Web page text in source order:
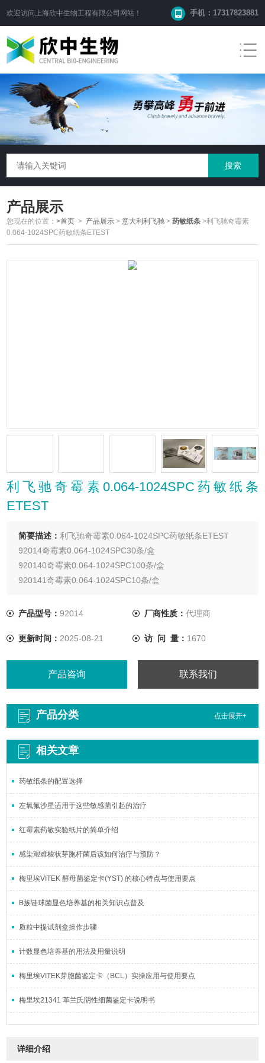
欢迎访问 上海欣中生物工程有限公司 网站！ 手机：17317823881
产品展示
您现在的位置：>首页 > 产品展示 >意大利利飞驰 >药敏纸条 >利飞驰奇霉素
0.064-1024SPC药敏纸条ETEST
利飞驰奇霉素0.064-1024SPC药敏纸条
ETEST
简要描述：利飞驰奇霉素0.064-1024SPC药敏纸条ETEST
92014奇霉素0.064-1024SPC30条/盒
920140奇霉素0.064-1024SPC100条/盒
920141奇霉素0.064-1024SPC10条/盒
产品型号：92014 厂商性质： 代理商
更新时间： 2025-08-21 访 问 量： 1670
产品咨询 联系我们
产品分类 点击展开+
相关文章
药敏纸条的配置选择
左氧氟沙星适用于这些敏感菌引起的治疗
红霉素药敏实验纸片的简单介绍
感染艰难梭状芽胞杆菌后该如何治疗与预防？
梅里埃VITEK 酵母菌鉴定卡(YST) 的核心特点与使用要点
B族链球菌显色培养基的相关知识点普及
质粒中提试剂盒操作步骤
计数显色培养基的用法及用量说明
梅里埃VITEK芽胞菌鉴定卡（BCL）实操应用与使用要点
梅里埃21341 革兰氏阴性细菌鉴定卡说明书
详细介绍